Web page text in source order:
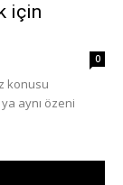
için
0
konusu
aynı özeni